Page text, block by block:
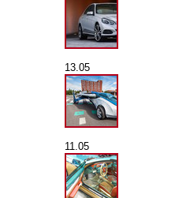
13.05
11.05